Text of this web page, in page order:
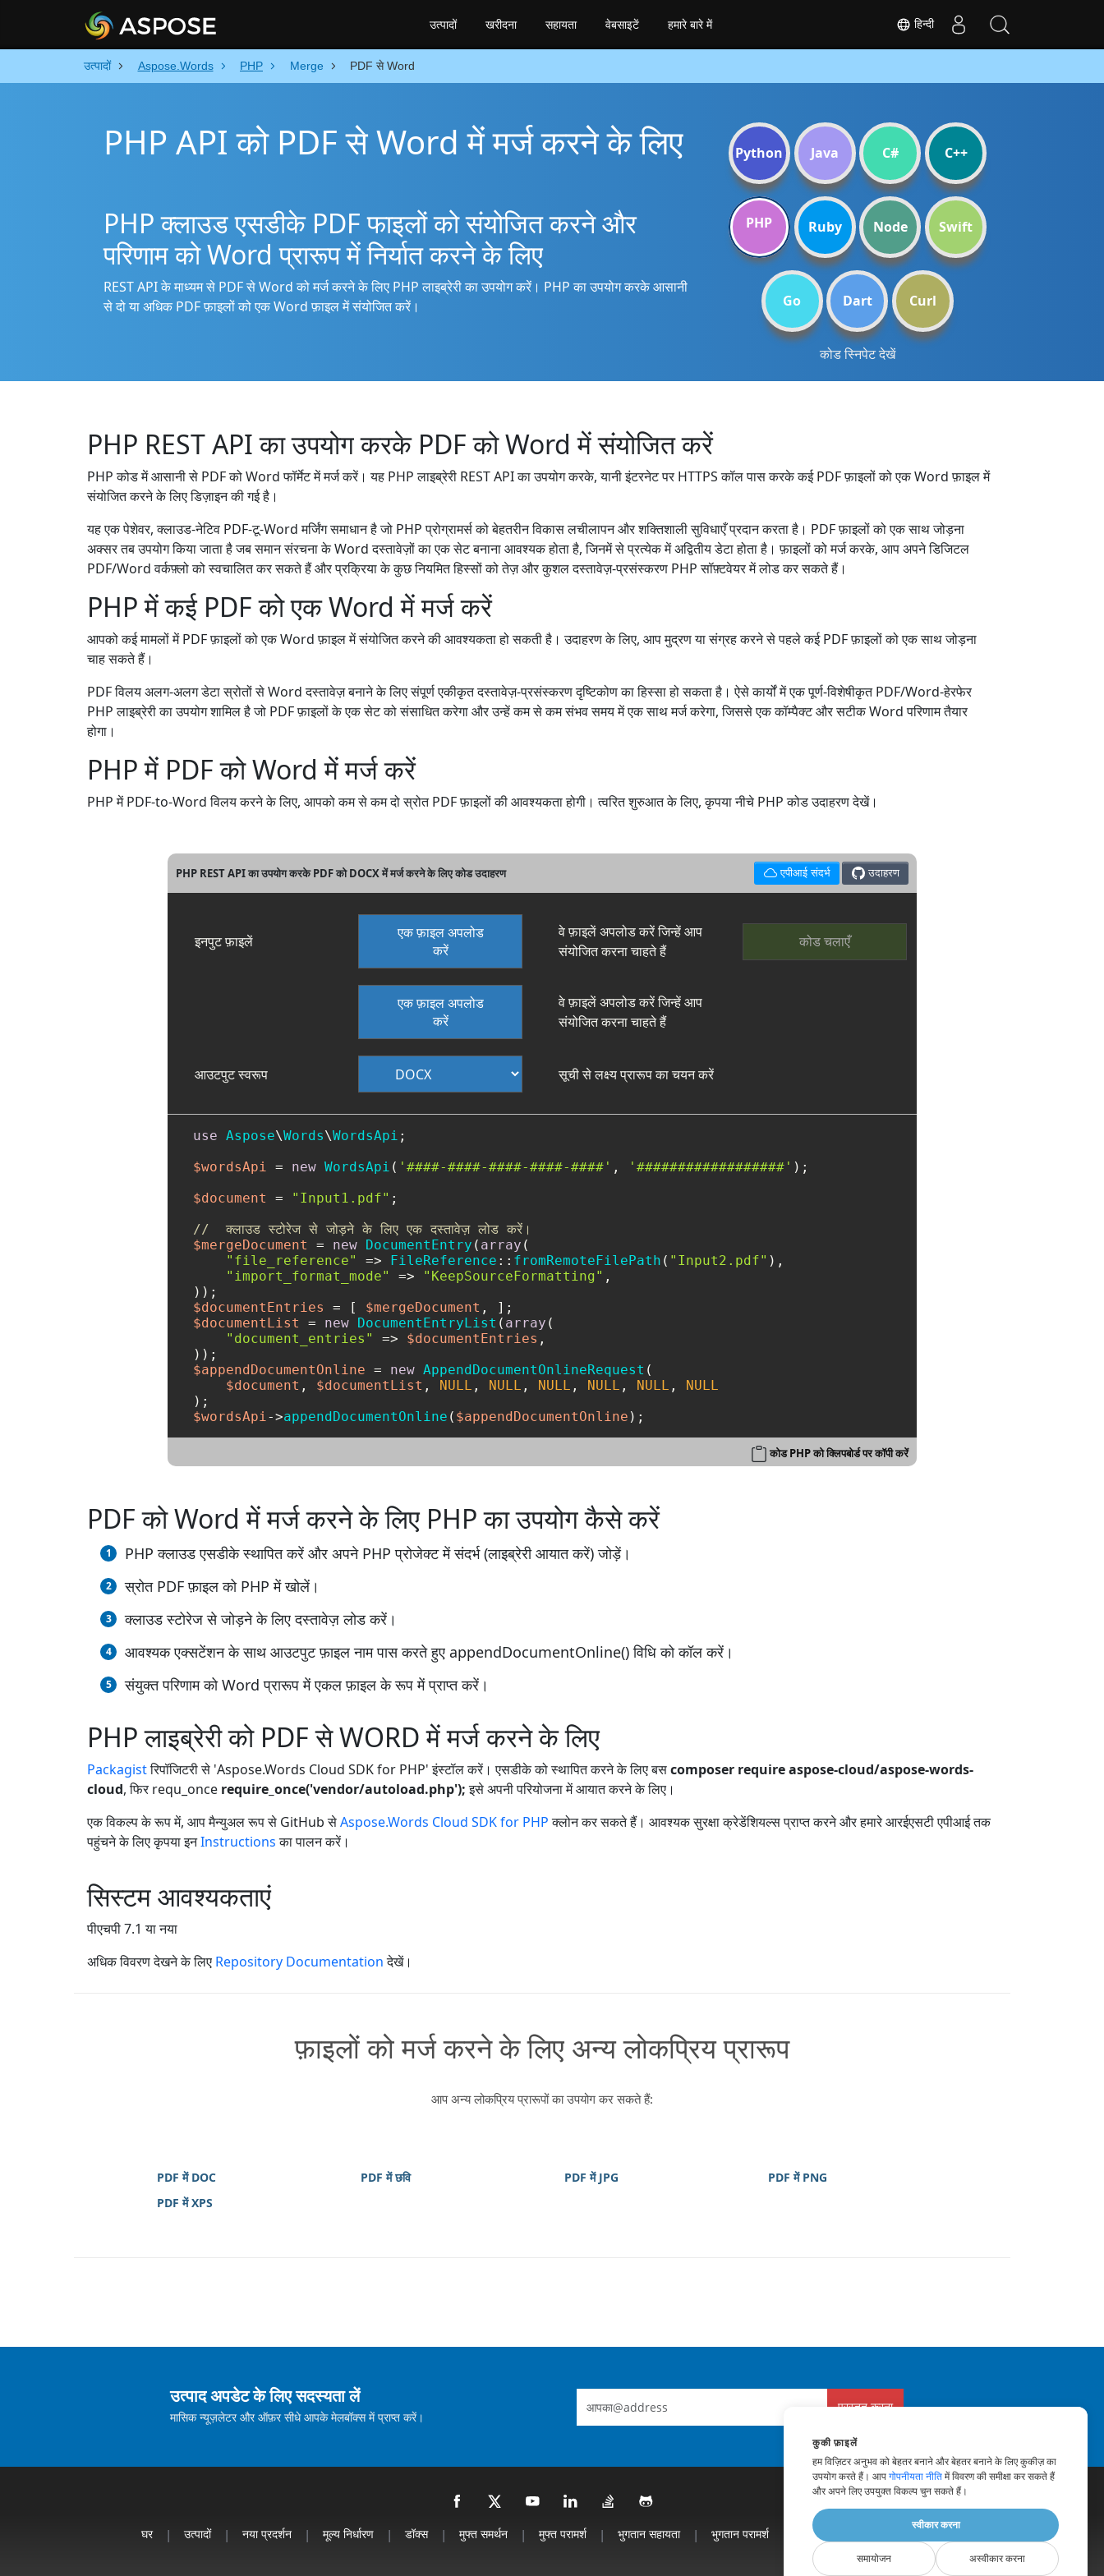
उत्पादों Aspose.Words PHP Merge PDF से Word
PHP API को PDF से Word में मर्ज करने के लिए
PHP क्लाउड एसडीके PDF फाइलों को संयोजित करने और
परिणाम को Word प्रारूप में निर्यात करने के लिए
REST API के माध्यम से PDF से Word को मर्ज करने के लिए PHP लाइब्रेरी का उपयोग करें। PHP का उपयोग करके आसानी
से दो या अधिक PDF फ़ाइलों को एक Word फ़ाइल में संयोजित करें।
Python Java C# C++
PHP Ruby Node Swift
Go Dart Curl
कोड स्निपेट देखें
PHP REST API का उपयोग करके PDF को Word में संयोजित करें
PHP कोड में आसानी से PDF को Word फॉर्मेट में मर्ज करें। यह PHP लाइब्रेरी REST API का उपयोग करके, यानी इंटरनेट पर HTTPS कॉल पास करके कई PDF फ़ाइलों को एक Word फ़ाइल में
संयोजित करने के लिए डिज़ाइन की गई है।
यह एक पेशेवर, क्लाउड-नेटिव PDF-टू-Word मर्जिंग समाधान है जो PHP प्रोग्रामर्स को बेहतरीन विकास लचीलापन और शक्तिशाली सुविधाएँ प्रदान करता है। PDF फ़ाइलों को एक साथ जोड़ना
अक्सर तब उपयोग किया जाता है जब समान संरचना के Word दस्तावेज़ों का एक सेट बनाना आवश्यक होता है, जिनमें से प्रत्येक में अद्वितीय डेटा होता है। फ़ाइलों को मर्ज करके, आप अपने डिजिटल
PDF/Word वर्कफ़्लो को स्वचालित कर सकते हैं और प्रक्रिया के कुछ नियमित हिस्सों को तेज़ और कुशल दस्तावेज़-प्रसंस्करण PHP सॉफ़्टवेयर में लोड कर सकते हैं।
PHP में कई PDF को एक Word में मर्ज करें
आपको कई मामलों में PDF फ़ाइलों को एक Word फ़ाइल में संयोजित करने की आवश्यकता हो सकती है। उदाहरण के लिए, आप मुद्रण या संग्रह करने से पहले कई PDF फ़ाइलों को एक साथ जोड़ना
चाह सकते हैं।
PDF विलय अलग-अलग डेटा स्रोतों से Word दस्तावेज़ बनाने के लिए संपूर्ण एकीकृत दस्तावेज़-प्रसंस्करण दृष्टिकोण का हिस्सा हो सकता है। ऐसे कार्यों में एक पूर्ण-विशेषीकृत PDF/Word-हेरफेर
PHP लाइब्रेरी का उपयोग शामिल है जो PDF फ़ाइलों के एक सेट को संसाधित करेगा और उन्हें कम से कम संभव समय में एक साथ मर्ज करेगा, जिससे एक कॉम्पैक्ट और सटीक Word परिणाम तैयार
होगा।
PHP में PDF को Word में मर्ज करें
PHP में PDF-to-Word विलय करने के लिए, आपको कम से कम दो स्रोत PDF फ़ाइलों की आवश्यकता होगी। त्वरित शुरुआत के लिए, कृपया नीचे PHP कोड उदाहरण देखें।
PHP REST API का उपयोग करके PDF को DOCX में मर्ज करने के लिए कोड उदाहरण एपीआई संदर्भ उदाहरण
इनपुट फ़ाइलें
एक फ़ाइल अपलोड
करें
वे फ़ाइलें अपलोड करें जिन्हें आप
संयोजित करना चाहते हैं
कोड चलाएँ
एक फ़ाइल अपलोड
करें
वे फ़ाइलें अपलोड करें जिन्हें आप
संयोजित करना चाहते हैं
आउटपुट स्वरूप सूची से लक्ष्य प्रारूप का चयन करें
use Aspose\Words\WordsApi ;
$wordsApi = new WordsApi ( '####-####-####-####-####' , '##################' );
$document
= "Input1.pdf" ;
//  क्लाउड स्टोरेज से जोड़ने के लिए एक दस्तावेज़ लोड करें।
$mergeDocument
= new DocumentEntry ( array (
"file_reference"
=> FileReference :: fromRemoteFilePath ( "Input2.pdf" ),
"import_format_mode"
=> "KeepSourceFormatting" ,
$documentEntries
= [ $mergeDocument
$documentList
= new DocumentEntryList ( array (
"document_entries"
=> $documentEntries ,
$appendDocumentOnline = new AppendDocumentOnlineRequest (
$document , $documentList , NULL , NULL , NULL , NULL , NULL ,
NULL
$wordsApi->appendDocumentOnline ( $appendDocumentOnline
कोड PHP को क्लिपबोर्ड पर कॉपी करें
PDF को Word में मर्ज करने के लिए PHP का उपयोग कैसे करें
PHP क्लाउड एसडीके स्थापित करें और अपने PHP प्रोजेक्ट में संदर्भ (लाइब्रेरी आयात करें) जोड़ें।
स्रोत PDF फ़ाइल को PHP में खोलें।
क्लाउड स्टोरेज से जोड़ने के लिए दस्तावेज़ लोड करें।
आवश्यक एक्सटेंशन के साथ आउटपुट फ़ाइल नाम पास करते हुए appendDocumentOnline() विधि को कॉल करें।
संयुक्त परिणाम को Word प्रारूप में एकल फ़ाइल के रूप में प्राप्त करें।
PHP लाइब्रेरी को PDF से WORD में मर्ज करने के लिए
Packagistरिपॉजिटरी से 'Aspose.Words Cloud SDK for PHP' इंस्टॉल करें। एसडीके को स्थापित करने के लिए बसcomposer require aspose-cloud/aspose-words-
cloud, फिर requ_once require_once('vendor/autoload.php');इसे अपनी परियोजना में आयात करने के लिए।
एक विकल्प के रूप में, आप मैन्युअल रूप से GitHub सेAspose.Words Cloud SDK for PHPक्लोन कर सकते हैं। आवश्यक सुरक्षा क्रेडेंशियल्स प्राप्त करने और हमारे आरईएसटी एपीआई तक
पहुंचने के लिए कृपया इनInstructionsका पालन करें।
सिस्टम आवश्यकताएं
पीएचपी 7.1 या नया
अधिक विवरण देखने के लिए Repository Documentationदेखें।
फ़ाइलों को मर्ज करने के लिए अन्य लोकप्रिय प्रारूप
आप अन्य लोकप्रिय प्रारूपों का उपयोग कर सकते हैं:
PDF में DOC PDF में छवि PDF में JPG
PDF में PNG
PDF में XPS
हिन्दी
उत्पादों खरीदना सहायता वेबसाइटें हमारे बारे में
उत्पाद अपडेट के लिए सदस्यता लें
मासिक न्यूज़लेटर और ऑफ़र सीधे आपके मेलबॉक्स में प्राप्त करें।
प्रस्तुत करना
घर | उत्पादों | नया प्रदर्शन | मूल्य निर्धारण | डॉक्स | मुफ्त समर्थन | मुफ्त परामर्श | भुगतान सहायता | भुगतान परामर्श ब्लॉग
कुकी फ़ाइलें
हम विज़िटर अनुभव को बेहतर बनाने और बेहतर बनाने के लिए कुकीज़ का
उपयोग करते हैं। आप गोपनीयता नीति में विवरण की समीक्षा कर सकते हैं
और अपने लिए उपयुक्त विकल्प चुन सकते हैं।
स्वीकार करना
समायोजन अस्वीकार करना